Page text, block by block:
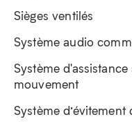
Sièges ventilés
Système audio
Système
mouvement
Système